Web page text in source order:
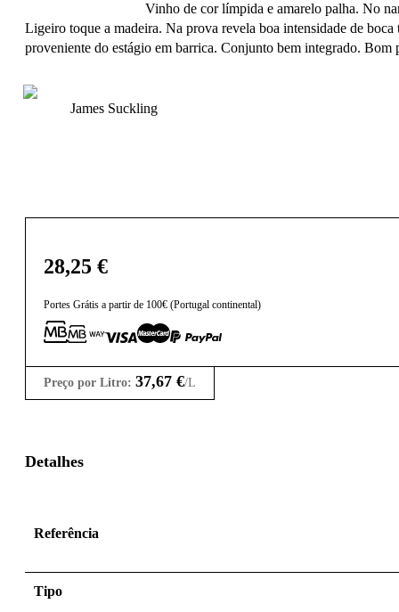
Vinho de cor límpida e amarelo palha. No
Ligeiro toque a madeira. Na prova revela boa intensidade de
proveniente do estágio em barrica. Conjunto bem integrado. Bom
James Suckling
28,25 €
Portes Grátis a partir de 100€ (Portugal continental)
Preço por Litro: 37,67 €/L
Detalhes
Referência
Tipo